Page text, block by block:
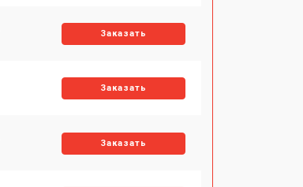
Заказать
Заказать
Заказать